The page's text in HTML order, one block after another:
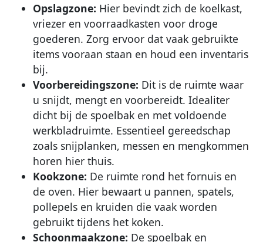
Opslagzone: Hier bevindt zich de koelkast,
vriezer en voorraadkasten voor droge
goederen. Zorg ervoor dat vaak gebruikte
items vooraan staan en houd een inventaris
bij.
Voorbereidingszone: Dit is de ruimte waar
u snijdt, mengt en voorbereidt. Idealiter
dicht bij de spoelbak en met voldoende
werkbladruimte. Essentieel gereedschap
zoals snijplanken, messen en mengkommen
horen hier thuis.
Kookzone: De ruimte rond het fornuis en
de oven. Hier bewaart u pannen, spatels,
pollepels en kruiden die vaak worden
gebruikt tijdens het koken.
Schoonmaakzone: De spoelbak en